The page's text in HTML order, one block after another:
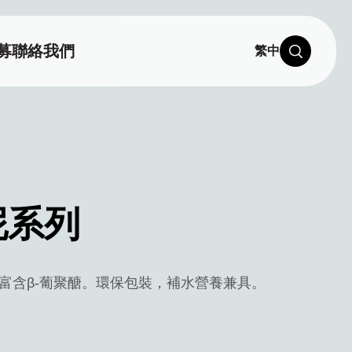
聯絡我們 繁中
列
含β-葡聚醣。環保包裝，補水營養兼具。